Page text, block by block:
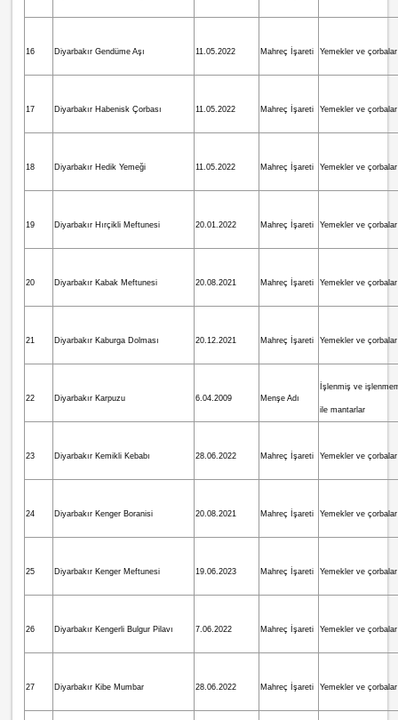
16 Diyarbakır Gendüme Aşı 11.05.2022 Mahreç İşareti Yemekler ve çorbalar
17 Diyarbakır Habenisk Çorbası 11.05.2022 Mahreç İşareti Yemekler ve çorbalar
18 Diyarbakır Hedik Yemeği 11.05.2022 Mahreç İşareti Yemekler ve çorbalar
19 Diyarbakır Hırçikli Meftunesi 20.01.2022 Mahreç İşareti Yemekler ve çorbalar
20 Diyarbakır Kabak Meftunesi 20.08.2021 Mahreç İşareti Yemekler ve çorbalar
21 Diyarbakır Kaburga Dolması 20.12.2021 Mahreç İşareti Yemekler ve çorbalar
22 Diyarbakır Karpuzu 6.04.2009 Menşe Adı
İşlenmiş ve
ile mantarlar
23 Diyarbakır Kemikli Kebabı 28.06.2022 Mahreç İşareti Yemekler ve çorbalar
24 Diyarbakır Kenger Boranisi 20.08.2021 Mahreç İşareti Yemekler ve çorbalar
25 Diyarbakır Kenger Meftunesi 19.06.2023 Mahreç İşareti Yemekler ve çorbalar
26 Diyarbakır Kengerli Bulgur Pilavı 7.06.2022 Mahreç İşareti Yemekler ve çorbalar
27 Diyarbakır Kibe Mumbar 28.06.2022 Mahreç İşareti Yemekler ve çorbalar